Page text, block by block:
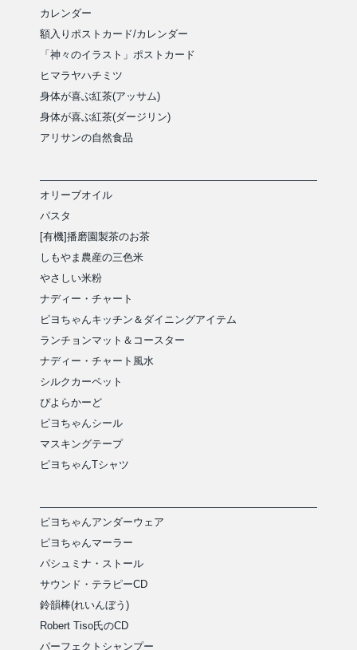
カレンダー
額入りポストカード/カレンダー
「神々のイラスト」ポストカード
ヒマラヤハチミツ
身体が喜ぶ紅茶(アッサム)
身体が喜ぶ紅茶(ダージリン)
アリサンの自然食品
オリーブオイル
パスタ
[有機]播磨園製茶のお茶
しもやま農産の三色米
やさしい米粉
ナディー・チャート
ピヨちゃんキッチン＆ダイニングアイテム
ランチョンマット＆コースター
ナディー・チャート風水
シルクカーペット
ぴよらかーど
ピヨちゃんシール
マスキングテープ
ピヨちゃんTシャツ
ピヨちゃんアンダーウェア
ピヨちゃんマーラー
パシュミナ・ストール
サウンド・テラピーCD
鈴韻棒(れいんぼう)
Robert Tiso氏のCD
パーフェクトシャンプー